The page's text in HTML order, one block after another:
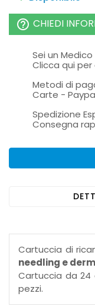
help_outline CHIEDI
Sei un
Clicca qui
Metodi di
Carte -
Spedizione
Consegna
Cartuccia di
needling e
Cartuccia da 24
pezzi.